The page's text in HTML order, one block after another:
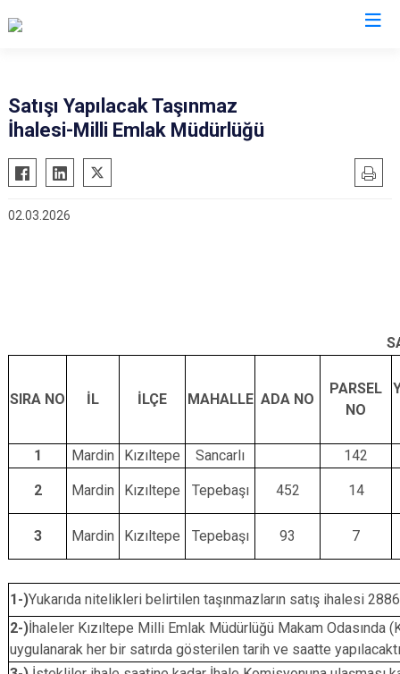
Dargeçit
Derik
Mazıdağı
Nusaybin
Satışı Yapılacak Taşınmaz
İhalesi-Milli Emlak Müdürlüğü
02.03.2026
SIRA NO İL İLÇE MAHALLE ADA NO
PARSEL
NO
1 Mardin Kızıltepe Sancarlı 142
2 Mardin Kızıltepe Tepebaşı 452 14
3 Mardin Kızıltepe Tepebaşı 93 7
1-)Yukarıda nitelikleri belirtilen taşınmazların satış ihalesi
2-)İhaleler Kızıltepe Milli Emlak Müdürlüğü Makam Odasında
uygulanarak her bir satırda gösterilen tarih ve saatte